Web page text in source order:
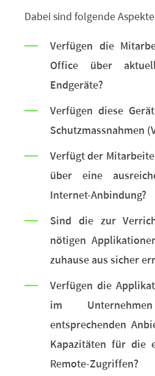
Dabei sind folgende
Verfügen die
Office über
Endgeräte?
Verfügen diese
Schutzmassnahmen
Verfügt der
über eine
Internet-Anbindung?
Sind die zur
nötigen
zuhause aus sicher
Verfügen die
im
entsprechenden
Kapazitäten für die
Remote-Zugriffen?